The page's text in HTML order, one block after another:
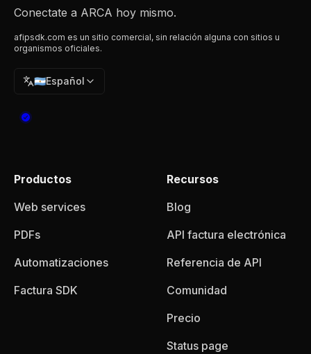
Conectate a ARCA hoy mismo.
afipsdk.com es un sitio comercial, sin relación alguna con sitios u
organismos oficiales.
🇦🇷Español
Productos
Web services
PDFs
Automatizaciones
Factura SDK
Recursos
Blog
API factura electrónica
Referencia de API
Comunidad
Precio
Status page